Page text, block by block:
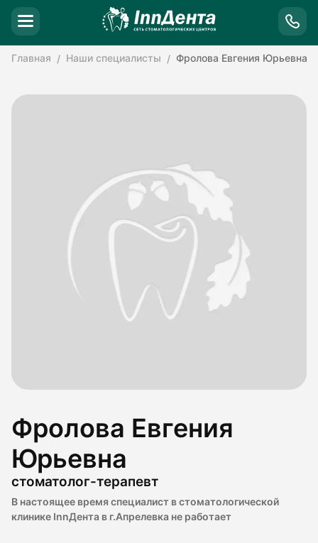
Главная Наши специалисты Фролова Евгения Юрьевна
Фролова Евгения
Юрьевна
стоматолог-терапевт
В настоящее время специалист в стоматологической
клинике InnДента в г.Апрелевка не работает